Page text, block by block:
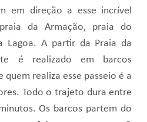
em direção a esse incrível
da Armação, praia do
Lagoa. A partir da Praia da
é realizado em barcos
quem realiza esse passeio é a
Todo o trajeto dura entre
Os barcos partem do